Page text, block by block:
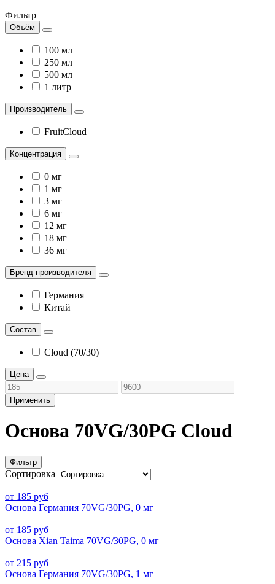
Фильтр
Объём
100 мл
250 мл
500 мл
1 литр
Производитель
FruitCloud
Концентрация
0 мг
1 мг
3 мг
6 мг
12 мг
18 мг
36 мг
Бренд производителя
Германия
Китай
Состав
Cloud (70/30)
Цена
Применить
Основа 70VG/30PG Cloud
Фильтр
Сортировка
от 185 руб
Основа Германия 70VG/30PG, 0 мг
от 185 руб
Основа Xian Taima 70VG/30PG, 0 мг
от 215 руб
Основа Германия 70VG/30PG, 1 мг